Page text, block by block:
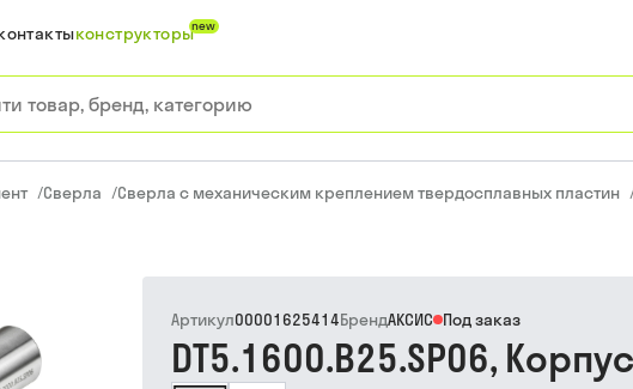
конструкторыnew
/Сверла /Сверла с механическим креплением твердосплавных пластин
Артикул00001625414БрендАКСИС Под заказ
DT5.1600.B25.SP06,